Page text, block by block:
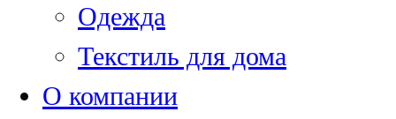
Одежда
Текстиль для дома
О компании